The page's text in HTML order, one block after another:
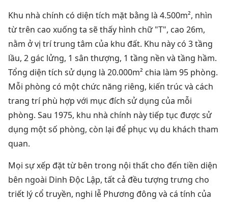
Khu nhà chính có diện tích mặt bằng là 4.500m², nhìn
từ trên cao xuống ta sẽ thấy hình chữ "T", cao 26m,
nằm ở vị trí trung tâm của khu đất. Khu này có 3 tầng
lầu, 2 gác lửng, 1 sân thượng, 1 tầng nền và tầng hầm.
Tổng diện tích sử dụng là 20.000m² chia làm 95 phòng.
Mỗi phòng có một chức năng riêng, kiến trúc và cách
trang trí phù hợp với mục đích sử dụng của mỗi
phòng. Sau 1975, khu nhà chính này tiếp tục được sử
dụng một số phòng, còn lại để phục vụ du khách tham
quan.
Mọi sự xếp đặt từ bên trong nội thất cho đến tiền diện
bên ngoài Dinh Độc Lập, tất cả đều tượng trưng cho
triết lý cổ truyền, nghi lễ Phương đông và cá tính của